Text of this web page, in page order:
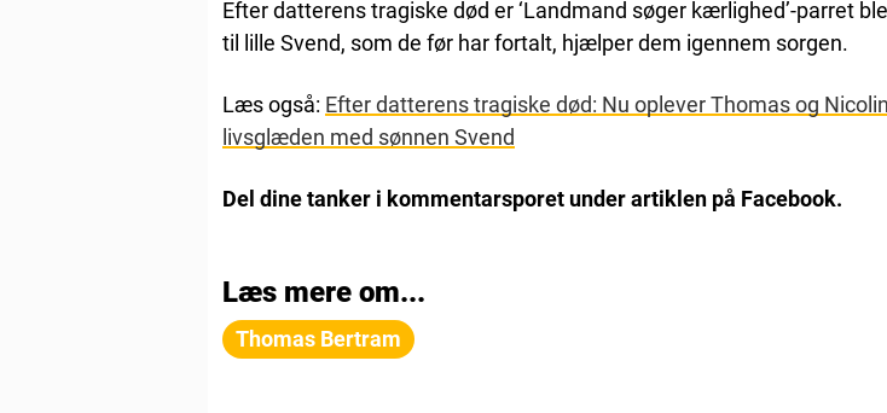
Efter datterens tragiske død er ‘Landmand søger kærlighed’-parret
til lille Svend, som de før har fortalt, hjælper dem igennem sorgen.
Læs også: Efter datterens tragiske død: Nu oplever Thomas og
livsglæden med sønnen Svend
Del dine tanker i kommentarsporet under artiklen på Facebook.
Læs mere om...
Thomas Bertram